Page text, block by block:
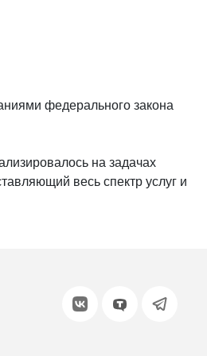
федерального закона
на задачах
весь спектр услуг и